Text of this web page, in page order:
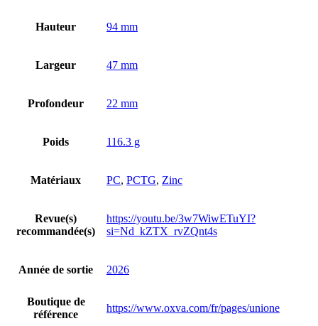
Hauteur 94 mm
Largeur 47 mm
Profondeur 22 mm
Poids 116.3 g
Matériaux PC, PCTG, Zinc
Revue(s)
recommandée(s)
https://youtu.be/3w7WiwETuYI?
si=Nd_kZTX_rvZQnt4s
Année de sortie 2026
Boutique de
référence
https://www.oxva.com/fr/pages/unione